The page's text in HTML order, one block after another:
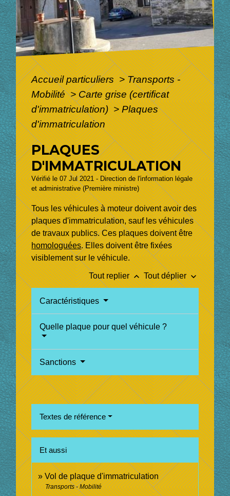
Accueil particuliers> Transports -
Mobilité> Carte grise (certificat
d'immatriculation)> Plaques
d'immatriculation
PLAQUES
D'IMMATRICULATION
Vérifié le 07 Jul 2021 - Direction de l'information légale
et administrative (Première ministre)
Tous les véhicules à moteur doivent avoir des
plaques d'immatriculation, sauf les véhicules
de travaux publics. Ces plaques doivent être
homologuées. Elles doivent être fixées
visiblement sur le véhicule.
Tout replierkeyboard_arrow_up Tout déplierkeyboard_arrow_down
Caractéristiques
Quelle plaque pour quel véhicule ?
Sanctions
Textes de référence
Et aussi
Vol de plaque d'immatriculation
Transports - Mobilité